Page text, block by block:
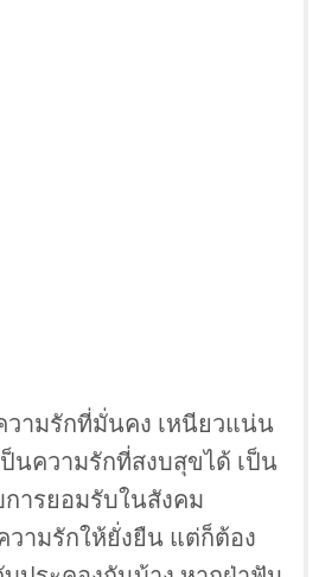
วามรักที่มั่นคง เหนียวแน่น
ป็นความรักที่สงบสุขได้ เป็น
ารยอมรับในสังคม
วามรักให้ยั่งยืน แต่ก็ต้อง